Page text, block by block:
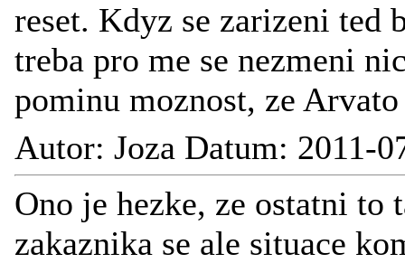
reset. Kdyz se zarizeni ted
treba pro me se nezmeni
pominu moznost, ze
Autor: Joza Datum: 2011-
Ono je hezke, ze ostatni to
zakaznika se ale situace